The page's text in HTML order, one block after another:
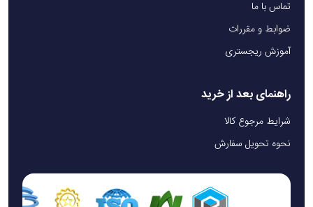
تماس با ما
ضوابط و مقررات
آموزش ریجستری
راهنمای بعد از خرید
شرایط مرجوع کالا
نحوه تحویل سفارش